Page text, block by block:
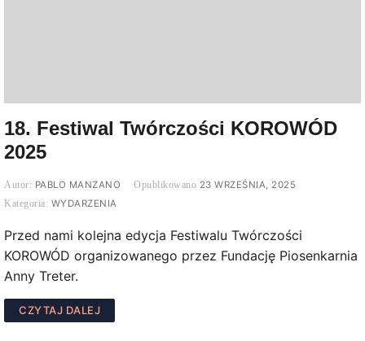
18. Festiwal Twórczości KOROWÓD
2025
PABLO MANZANO
23 WRZEŚNIA, 2025
WYDARZENIA
Przed nami kolejna edycja Festiwalu Twórczości
KOROWÓD organizowanego przez Fundację Piosenkarnia
Anny Treter.
CZYTAJ DALEJ